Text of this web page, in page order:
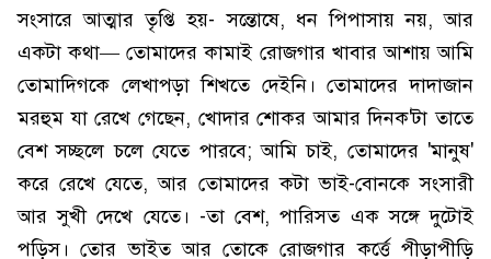
সংসারে আত্মার তৃপ্তি হয়- সন্তোষে, ধন পিপাসায় নয়, আর
একটা কথা— তোমাদের কামাই রোজগার খাবার আশায় আমি
তোমাদিগকে লেখাপড়া শিখতে দেইনি। তোমাদের দাদাজান
মরহুম যা রেখে গেছেন, খোদার শোকর আমার দিনক'টা তাতে
বেশ সচ্ছলে চলে যেতে পারবে; আমি চাই, তোমাদের 'মানুষ'
করে রেখে যেতে, আর তোমাদের কটা ভাই-বোনকে সংসারী
আর সুখী দেখে যেতে। -তা বেশ, পারিসত এক সঙ্গে দুটোই
পড়িস। তোর ভাইত আর তোকে রোজগার কর্ত্তে পীড়াপীড়ি